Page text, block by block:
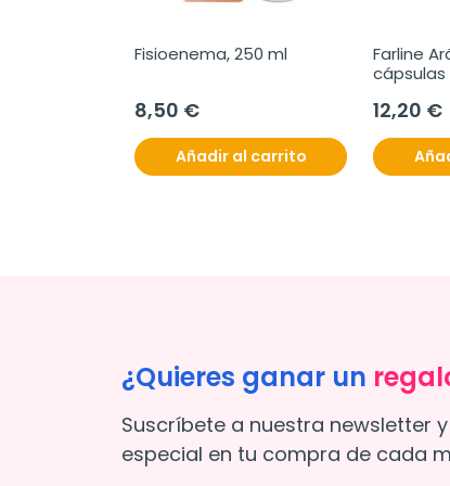
Fisioenema, 250 ml
8,50 €
Añadir al carrito
Farline
cápsulas
12,20 €
¿Quieres ganar un
Suscríbete a nuestra newsletter
especial en tu compra de cada